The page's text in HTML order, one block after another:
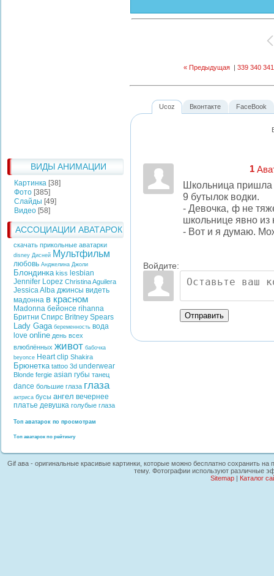
ВИДЫ АНИМАЦИИ
Картинка [38]
Фото [385]
Слайды [49]
Видео [58]
АССОЦИАЦИИ АВАТАРОК
скачать прикольные аватарки
disney Дисней Мультфильм
любовь Анджелина Джоли
Блондинка kiss lesbian
Jennifer Lopez Christina Aguilera
Jessica Alba джинсы видеть
мадонна в красном
Madonna бейонсе rihanna
Бритни Спирс Britney Spears
Lady Gaga беременность вода
love online день всех
влюблённых живот бабочка
beyonce Heart clip Shakira
Брюнетка tattoo 3d underwear
Blonde fergie asian губы танец
dance большие глаза глаза
актриса бусы ангел вечернее
платье девушка голубые глаза
Топ аватарок по просмотрам
Топ аватарок по рейтингу
« Предыдущая | 339 340 341
Ucoz
1
Школьница пришла
9 бутылок водки.
- Девочка, ф не
школьнице явно из
- Вот и я думаю.
Войдите:
Отправить
Вконтакте FaceBook
Gif ава - оригинальные красивые картинки, которые можно бесплатно сохранить
тему. Фотографии используют различные
Sitemap| Каталог